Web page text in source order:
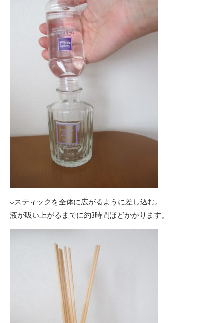
↓スティックを全体に広がるように差し込む。
液が吸い上がるまでに約3時間ほどかかります。